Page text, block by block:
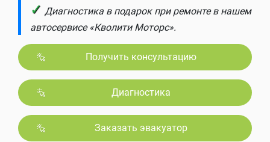
✓ Диагностика в подарок при ремонте в нашем
автосервисе «Кволити Моторс».
Получить консультацию
Диагностика
Заказать эвакуатор